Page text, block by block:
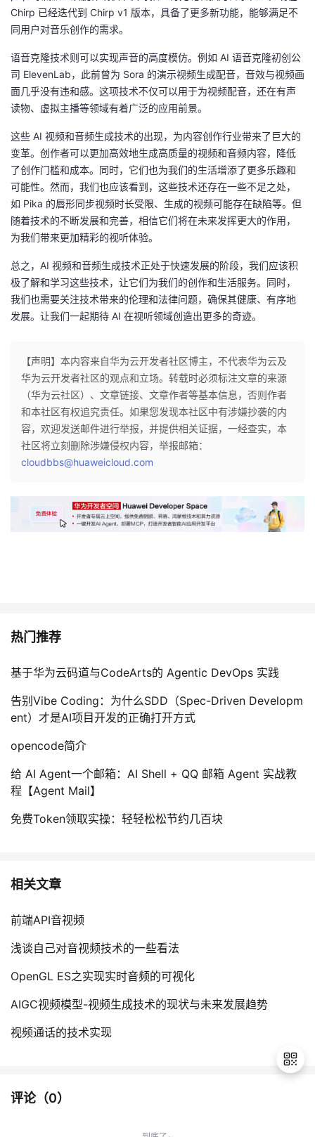
Chirp 已经迭代到 Chirp v1 版本，具备了更多新功能，能够满足不
同用户对音乐创作的需求。
语音克隆技术则可以实现声音的高度模仿。例如 AI 语音克隆初创公
司 ElevenLab，此前曾为 Sora 的演示视频生成配音，音效与视频画
面几乎没有违和感。这项技术不仅可以用于为视频配音，还在有声
读物、虚拟主播等领域有着广泛的应用前景。
这些 AI 视频和音频生成技术的出现，为内容创作行业带来了巨大的
变革。创作者可以更加高效地生成高质量的视频和音频内容，降低
了创作门槛和成本。同时，它们也为我们的生活增添了更多乐趣和
可能性。然而，我们也应该看到，这些技术还存在一些不足之处，
如 Pika 的唇形同步视频时长受限、生成的视频可能存在缺陷等。但
随着技术的不断发展和完善，相信它们将在未来发挥更大的作用，
为我们带来更加精彩的视听体验。
总之，AI 视频和音频生成技术正处于快速发展的阶段，我们应该积
极了解和学习这些技术，让它们为我们的创作和生活服务。同时，
我们也需要关注技术带来的伦理和法律问题，确保其健康、有序地
发展。让我们一起期待 AI 在视听领域创造出更多的奇迹。
【声明】本内容来自华为云开发者社区博主，不代表华为云及
华为云开发者社区的观点和立场。转载时必须标注文章的来源
（华为云社区）、文章链接、文章作者等基本信息，否则作者
和本社区有权追究责任。如果您发现本社区中有涉嫌抄袭的内
容，欢迎发送邮件进行举报，并提供相关证据，一经查实，本
社区将立刻删除涉嫌侵权内容，举报邮箱：
cloudbbs@huaweicloud.com
热门推荐
基于华为云码道与CodeArts的 Agentic DevOps 实践
告别Vibe Coding：为什么SDD（Spec-Driven Developm
ent）才是AI项目开发的正确打开方式
opencode简介
给 AI Agent一个邮箱：AI Shell + QQ 邮箱 Agent 实战教
程【Agent Mail】
免费Token领取实操：轻轻松松节约几百块
相关文章
前端API音视频
浅谈自己对音视频技术的一些看法
OpenGL ES之实现实时音频的可视化
AIGC视频模型-视频生成技术的现状与未来发展趋势
视频通话的技术实现
评论（0）